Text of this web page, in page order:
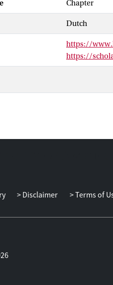
Chapter
Dutch
https://
https://
Disclaimer Terms of